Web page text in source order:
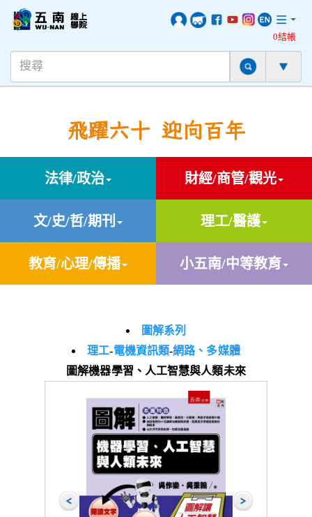
0結帳
飛躍六十 迎向百年
法律/政治 財經/商管/觀光
文/史/哲/期刊 理工/醫護
教育/心理/傳播 小五南/中等教育
圖解系列
理工-電機資訊類-網路、多媒體
圖解機器學習、人工智慧與人類未來